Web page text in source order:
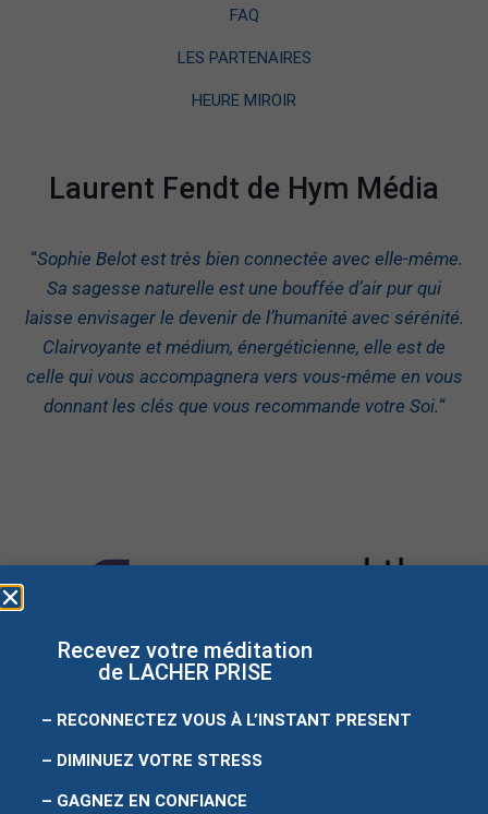
FAQ
LES PARTENAIRES
HEURE MIROIR
Laurent Fendt de Hym Média
“Sophie Belot est très bien connectée avec elle-même.
Sa sagesse naturelle est une bouffée d’air pur qui
laisse envisager le devenir de l’humanité avec sérénité.
Clairvoyante et médium, énergéticienne, elle est de
celle qui vous accompagnera vers vous-même en vous
donnant les clés que vous recommande votre Soi.“
Site créépareasyweb
Recevez votre méditation
de LACHER PRISE
– RECONNECTEZ VOUS À L’INSTANT PRESENT
– DIMINUEZ VOTRE STRESS
– GAGNEZ EN CONFIANCE